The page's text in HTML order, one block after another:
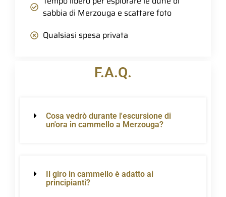
sabbia di Merzouga e scattare foto
Qualsiasi spesa privata
F.A.Q.
Cosa vedrò durante l'escursione di
un'ora in cammello a Merzouga?
Il giro in cammello è adatto ai
principianti?